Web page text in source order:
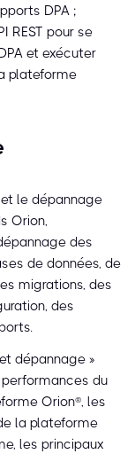
DPA ;
REST pour se
et exécuter
plateforme
le dépannage
Orion,
des
de données, de
migrations, des
des
dépannage »
du
Orion®, les
la plateforme
les principaux